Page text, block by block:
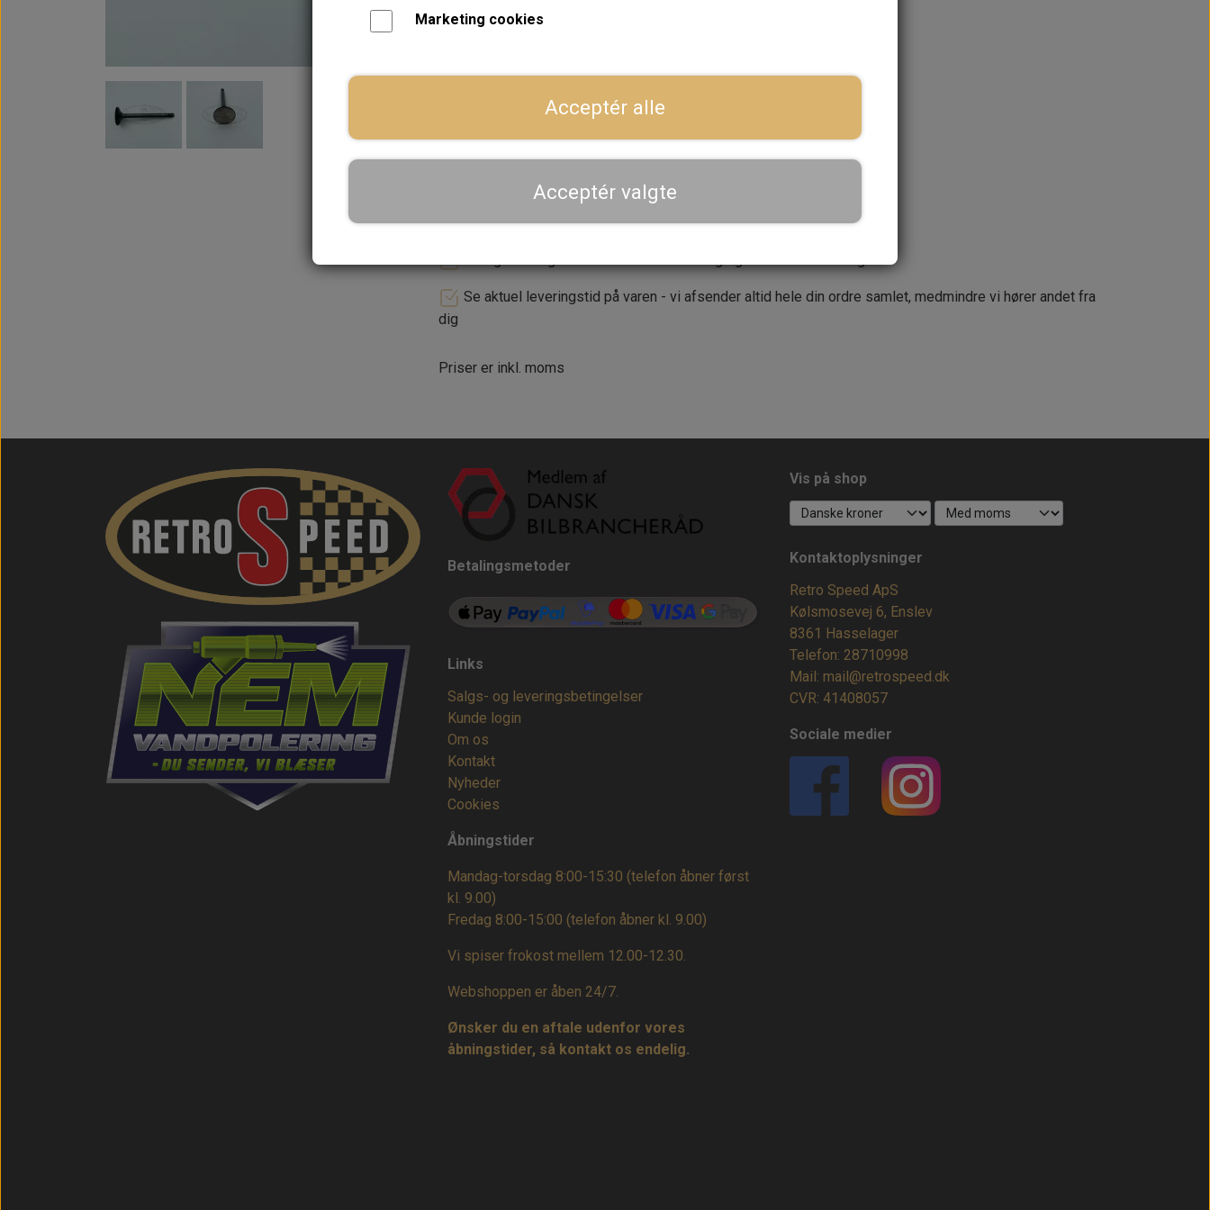
Forventet leveringstid:Varen er på lager. 1-2 dages leveringstid
Dansk webshop, kundeservice og lager
Se aktuel leveringstid på varen - vi afsender altid hele din ordre samlet, medmindre vi hører andet fra
dig
Priser er inkl. moms
Betalingsmetoder
Links
Salgs- og leveringsbetingelser
Kunde login
Om os
Kontakt
Nyheder
Cookies
Åbningstider
Mandag-torsdag 8:00-15:30 (telefon åbner først
kl. 9.00)
Fredag 8:00-15:00 (telefon åbner kl. 9.00)
Vi spiser frokost mellem 12.00-12.30.
Webshoppen er åben 24/7.
Ønsker du en aftale udenfor vores
åbningstider, så kontakt os endelig.
Vis på shop
Kontaktoplysninger
Retro Speed ApS
Kølsmosevej 6, Enslev
8361 Hasselager
Telefon: 28710998
Mail: mail@retrospeed.dk
CVR: 41408057
Sociale medier
Marketing cookies
Acceptér alle
Acceptér valgte